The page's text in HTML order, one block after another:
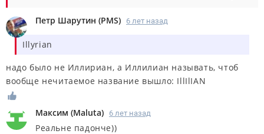
Петр Шарутин (PMS) 6 лет назад
Illyrian
надо было не Иллириан, а Иллилиан называть, чтоб
вообще нечитаемое название вышло: IllIlIAN
Максим (Maluta) 6 лет назад
Реальне падонче))